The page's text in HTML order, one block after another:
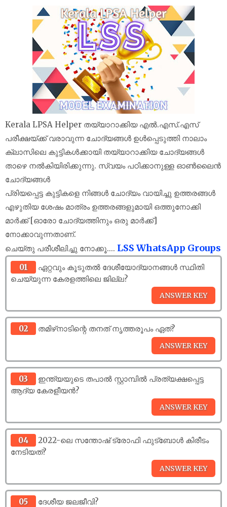
Kerala LPSA Helper തയ്യാറാക്കിയ എൽ.എസ്.എസ്
പരീക്ഷയ്‌ക്ക് വരാവുന്ന ചോദ്യങ്ങൾ ഉൾപ്പെടുത്തി നാലാം
ക്ലാസിലെ കുട്ടികൾക്കായി തയ്യാറാക്കിയ ചോദ്യങ്ങൾ
താഴെ നൽകിയിരിക്കുന്നു. സ്വയം പഠിക്കാനുള്ള ഓൺലൈൻ
ചോദ്യങ്ങൾ
പ്രിയപ്പെട്ട കുട്ടികളെ നിങ്ങൾ ചോദ്യം വായിച്ചു ഉത്തരങ്ങൾ
എഴുതിയ ശേഷം മാത്രം ഉത്തരങ്ങളുമായി ഒത്തുനോക്കി
മാർക്ക് [ഓരോ ചോദ്യത്തിനും ഒരു മാർക്ക്]
നോക്കാവുന്നതാണ്.
ചെയ്തു പരീശീലിച്ചു നോക്കൂ.... LSS WhatsApp Groups
01
ഏറ്റവും കൂടുതൽ ദേശീയോദ്യാനങ്ങൾ സ്ഥിതി
ചെയ്യുന്ന കേരളത്തിലെ ജില്ല?
02 തമിഴ്‌നാടിന്റെ തനത് നൃത്തരൂപം ഏത്?
03
ഇന്ത്യയുടെ തപാൽ സ്റ്റാമ്പിൽ പ്രത്യക്ഷപ്പെട്ട
ആദ്യ കേരളീയൻ?
04
2022-ലെ സന്തോഷ് ട്രോഫി ഫുട്‍ബോൾ കിരീടം
നേടിയത്?
05 ദേശീയ ജലജീവി?